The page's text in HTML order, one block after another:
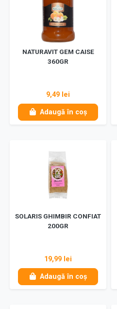
NATURAVIT GEM CAISE
360GR
9,49 lei
Adaugă în coș
SOLARIS GHIMBIR CONFIAT
200GR
19,99 lei
Adaugă în coș